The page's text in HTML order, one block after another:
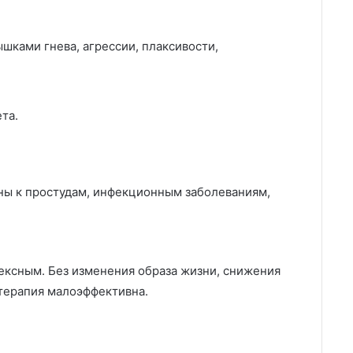
гнева, агрессии, плаксивости,
к простудам, инфекционным заболеваниям,
Без изменения образа жизни, снижения
малоэффективна.